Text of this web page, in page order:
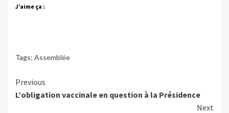
J’aime ça :
Tags: Assemblée
Continue
Reading
Previous
L’obligation vaccinale en question à la Présidence
Next